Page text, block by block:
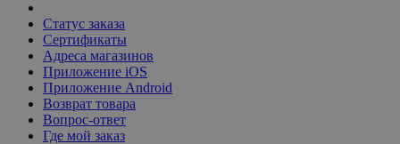
Статус заказа
Сертификаты
Адреса магазинов
Приложение iOS
Приложение Android
Возврат товара
Вопрос-ответ
Где мой заказ